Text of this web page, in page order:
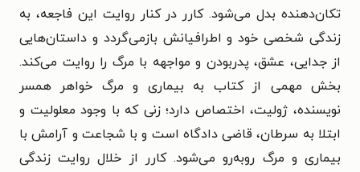
تکان‌دهنده بدل می‌شود. کارر در کنار روایت این فاجعه، به
زندگی شخصی خود و اطرافیانش بازمی‌گردد و داستان‌هایی
از جدایی، عشق، پدربودن و مواجهه با مرگ را روایت می‌کند.
بخش مهمی از کتاب به بیماری و مرگ خواهر همسر
نویسنده، ژولیت، اختصاص دارد؛ زنی که با وجود معلولیت و
ابتلا به سرطان، قاضی دادگاه است و با شجاعت و آرامش با
بیماری و مرگ روبه‌رو می‌شود. کارر از خلال روایت زندگی